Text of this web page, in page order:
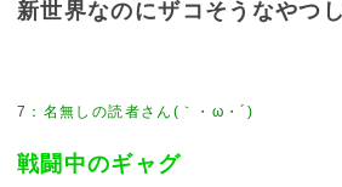
新世界なのにザコそうなやつ
7 ： 名無しの読者さん(｀・ω・´)
戦闘中のギャグ